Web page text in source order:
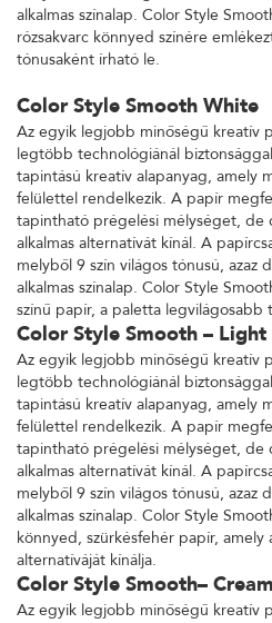
alkalmas színalap. Color Style
rózsakvarc könnyed színére
tónusaként írható le.
Color Style Smooth White
Az egyik legjobb minőségű kreatív
legtöbb technológiánál
tapintású kreatív alapanyag, amely
felülettel rendelkezik. A papír
tapintható prégelési mélységet, de
alkalmas alternatívát kínál. A
melyből 9 szín világos tónusú, azaz
alkalmas színalap. Color Style
színű papír, a paletta legvilágosabb
Color Style Smooth – Light
Az egyik legjobb minőségű kreatív
legtöbb technológiánál
tapintású kreatív alapanyag, amely
felülettel rendelkezik. A papír
tapintható prégelési mélységet, de
alkalmas alternatívát kínál. A
melyből 9 szín világos tónusú, azaz
alkalmas színalap. Color Style
könnyed, szürkésfehér papír, amely
alternatíváját kínálja.
Color Style Smooth–
Az egyik legjobb minőségű kreatív